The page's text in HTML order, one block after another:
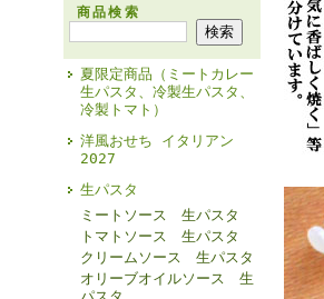
商品検索
夏限定商品（ミートカレー
生パスタ、冷製生パスタ、
冷製トマト）
洋風おせち イタリアン
2027
生パスタ
ミートソース 生パスタ
トマトソース 生パスタ
クリームソース 生パスタ
オリーブオイルソース 生